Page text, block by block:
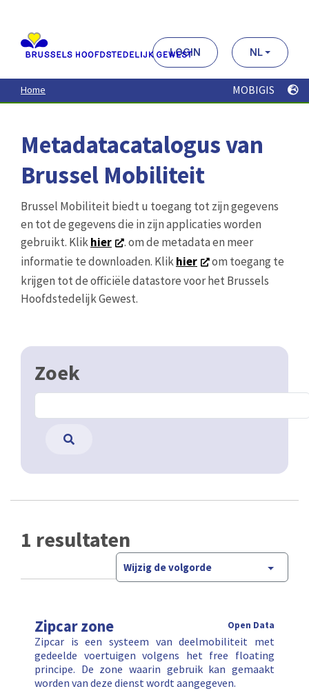
contenu
principal
LOGIN NL
Home MOBIGIS
Metadatacatalogus van
Brussel Mobiliteit
Brussel Mobiliteit biedt u toegang tot zijn gegevens
en tot de gegevens die in zijn applicaties worden
gebruikt. Klikhier
. om de metadata en meer
informatie te downloaden. Klikhier
om toegang te
krijgen tot de officiële datastore voor het Brussels
Hoofdstedelijk Gewest.
Zoek
1 resultaten
Wijzig de volgorde
Zipcar zone Open Data
Zipcar is een systeem van deelmobiliteit met
gedeelde voertuigen volgens het free floating
principe. De zone waarin gebruik kan gemaakt
worden van deze dienst wordt aangegeven.